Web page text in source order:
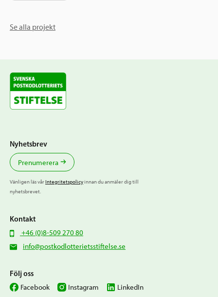
Se alla projekt
Nyhetsbrev
Prenumerera
Vänligen läs vårIntegritetspolicyinnan du anmäler dig till
nyhetsbrevet.
Kontakt
+46 (0)8-509 270 80
info@postkodlotterietsstiftelse.se
Följ oss
Facebook Instagram LinkedIn